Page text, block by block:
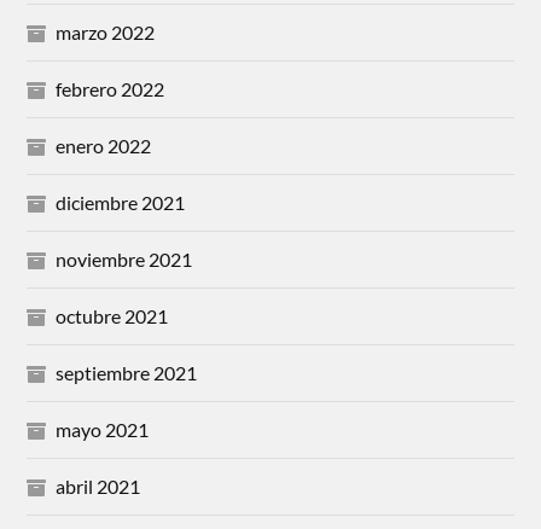
marzo 2022
febrero 2022
enero 2022
diciembre 2021
noviembre 2021
octubre 2021
septiembre 2021
mayo 2021
abril 2021